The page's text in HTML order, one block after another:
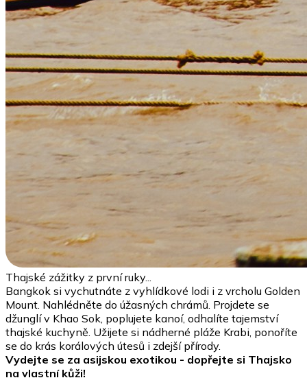
Thajské zážitky z první ruky...
Bangkok si vychutnáte z vyhlídkové lodi i z vrcholu Golden
Mount. Nahlédněte do úžasných chrámů. Projdete se
džunglí v Khao Sok, poplujete kanoí, odhalíte tajemství
thajské kuchyně. Užijete si nádherné pláže Krabi, ponoříte
se do krás korálových útesů i zdejší přírody.
Vydejte se za asijskou exotikou - dopřejte si Thajsko
na vlastní kůži!